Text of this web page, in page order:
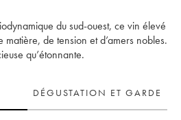
du sud-ouest, ce vin élevé
de tension et d’amers nobles.
qu’étonnante.
DÉGUSTATION ET GARDE